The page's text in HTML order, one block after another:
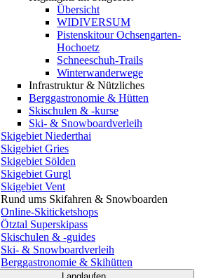
Übersicht
WIDIVERSUM
Pistenskitour Ochsengarten-
Hochoetz
Schneeschuh-Trails
Winterwanderwege
Infrastruktur & Nützliches
Berggastronomie & Hütten
Skischulen & -kurse
Ski- & Snowboardverleih
Skigebiet Niederthai
Skigebiet Gries
Skigebiet Sölden
Skigebiet Gurgl
Skigebiet Vent
Rund ums Skifahren & Snowboarden
Online-Skiticketshops
Ötztal Superskipass
Skischulen & -guides
Ski- & Snowboardverleih
Berggastronomie & Skihütten